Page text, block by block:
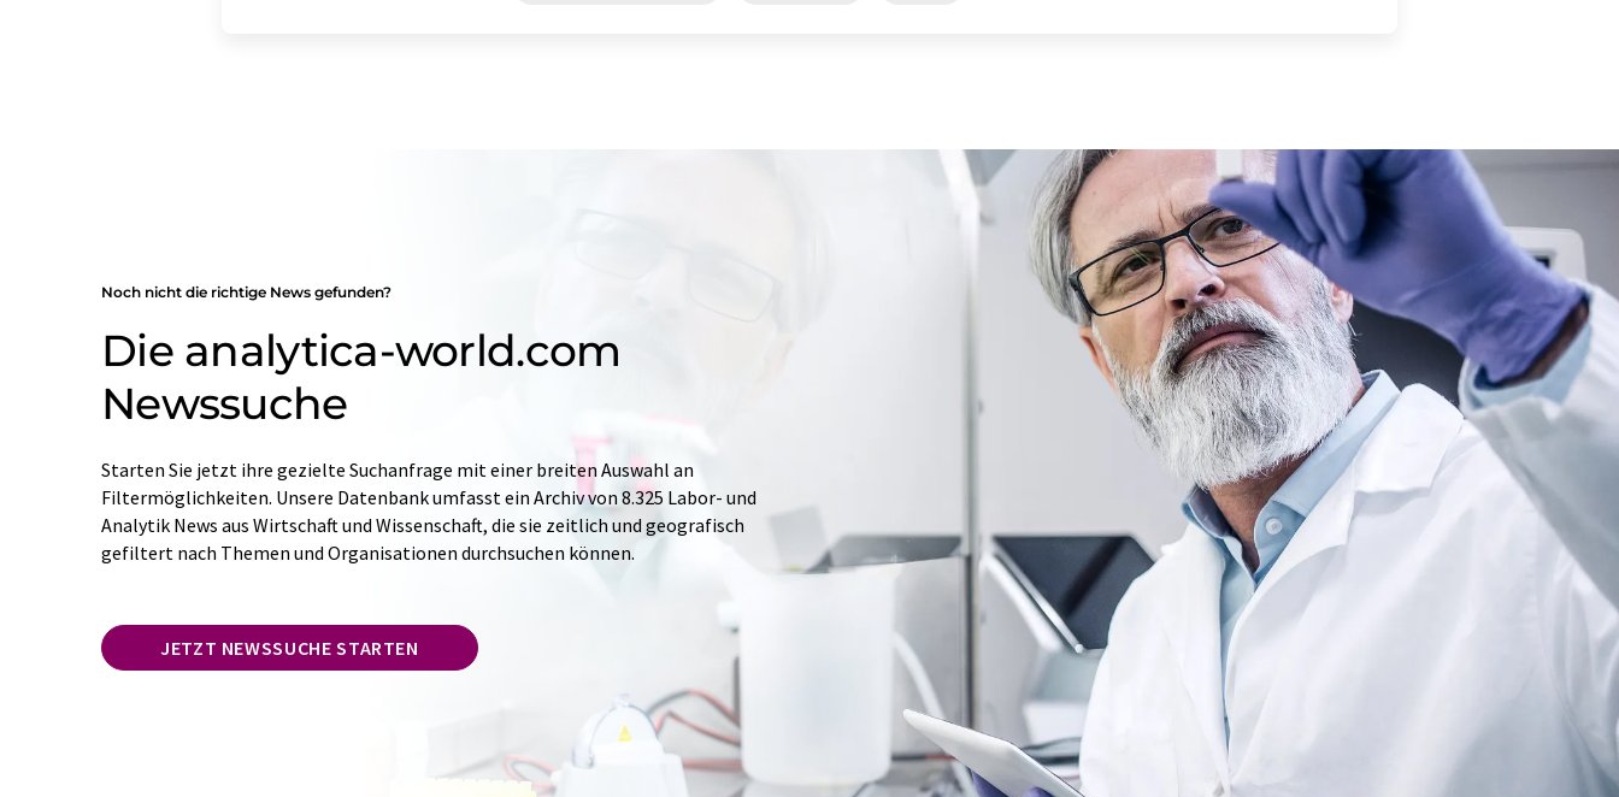
Noch nicht die richtige News gefunden?
Die analytica-world.com
Newssuche
Starten Sie jetzt ihre gezielte Suchanfrage mit einer breiten Auswahl an
Filtermöglichkeiten. Unsere Datenbank umfasst ein Archiv von 8.325 Labor- und
Analytik News aus Wirtschaft und Wissenschaft, die sie zeitlich und geografisch
gefiltert nach Themen und Organisationen durchsuchen können.
JETZT NEWSSUCHE STARTEN